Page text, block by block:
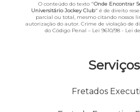
Serviços
Fretados
O conteúdo do texto "Onde Encontrar
Universitário Jockey Club" é de direito
parcial ou total, mesmo citando nossos
autorização do autor. Crime de violação de
do Código Penal – Lei 9610/98 - Lei